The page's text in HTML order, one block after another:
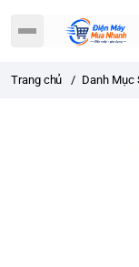
Trang chủ / Danh Mục